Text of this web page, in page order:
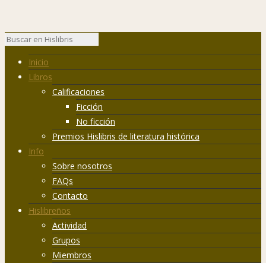
Inicio
Libros
Calificaciones
Ficción
No ficción
Premios Hislibris de literatura histórica
Info
Sobre nosotros
FAQs
Contacto
Hislibreños
Actividad
Grupos
Miembros